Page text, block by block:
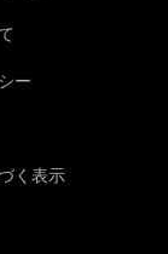
ー
く表示